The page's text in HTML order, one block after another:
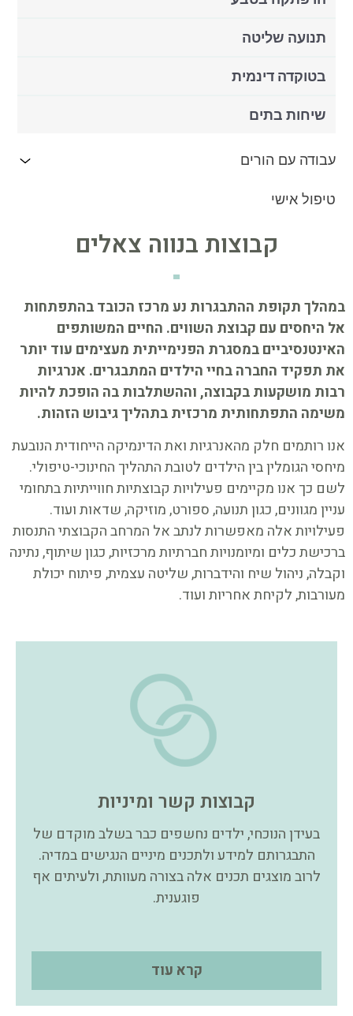
תנועה שליטה
בטוקדה דינמית
שיחות בתים
עבודה עם הורים
טיפול אישי
קבוצות בנווה צאלים
במהלך תקופת ההתבגרות נע מרכז הכובד בהתפתחות
אל היחסים עם קבוצת השווים. החיים המשותפים
האינטנסיביים במסגרת הפנימייתית מעצימים עוד יותר
את תפקיד החברה בחיי הילדים המתבגרים. אנרגיות
רבות מושקעות בקבוצה, וההשתלבות בה הופכת להיות
משימה התפתחותית מרכזית בתהליך גיבוש הזהות.
אנו רותמים חלק מהאנרגיות ואת הדינמיקה הייחודית הנובעת
מיחסי הגומלין בין הילדים לטובת התהליך החינוכי-טיפולי.
לשם כך אנו מקיימים פעילויות קבוצתיות חווייתיות בתחומי
עניין מגוונים, כגון תנועה, ספורט, מוזיקה, שדאות ועוד.
פעילויות אלה מאפשרות לנתב אל המרחב הקבוצתי התנסות
ברכישת כלים ומיומנויות חברתיות מרכזיות, כגון שיתוף, נתינה
וקבלה, ניהול שיח והידברות, שליטה עצמית, פיתוח יכולת
מעורבות, לקיחת אחריות ועוד.
קבוצות קשר ומיניות
בעידן הנוכחי, ילדים נחשפים כבר בשלב מוקדם של
התבגרותם למידע ולתכנים מיניים הנגישים במדיה.
לרוב מוצגים תכנים אלה בצורה מעוותת, ולעיתים אף
פוגענית.
קרא עוד